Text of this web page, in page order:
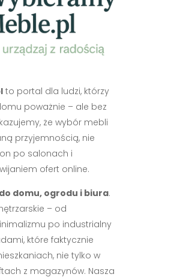
to portal dla ludzi, którzy
poważnie – ale bez
że wybór mebli
przyjemnością, nie
po salonach i
ofert online.
domu, ogrodu i biura.
– od
po industrialny
które faktycznie
nie tylko w
z magazynów. Nasza